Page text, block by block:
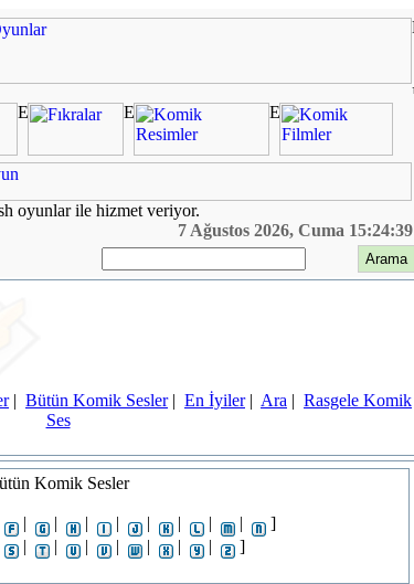
oyunlar ile hizmet veriyor.
7 Ağustos 2026, Cuma 15:24:39
| Bütün Komik Sesler| En İyiler| Ara | Rasgele Komik
Ses
Komik Sesler
| | | | | | | |
]
| | | | | | | ]